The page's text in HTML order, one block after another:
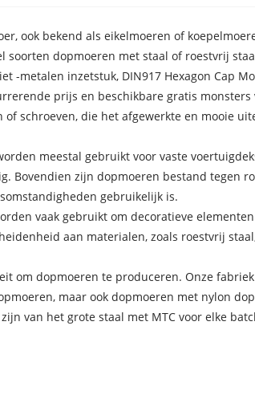
ook bekend als eikelmoeren of
dopmoeren met staal of roestvrij
-metalen inzetstuk, DIN917 Hexagon Cap
prijs en beschikbare gratis monsters
schroeven, die het afgewerkte en mooie
meestal gebruikt voor vaste
Bovendien zijn dopmoeren bestand tegen
gebruikelijk is.
vaak gebruikt om decoratieve
aan materialen, zoals roestvrij
om dopmoeren te produceren. Onze
maar ook dopmoeren met nylon
van het grote staal met MTC voor elke